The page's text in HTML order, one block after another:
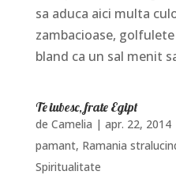
sa aduca aici multa
zambacioase,
bland ca un sal menit
Te iubesc, frate Egipt
de Camelia | apr. 22, 2014
pamant, Ramania
Spiritualitate